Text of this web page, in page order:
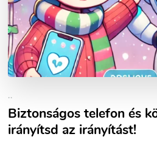
..
Biztonságos telefon és
irányítsd az irányítást!